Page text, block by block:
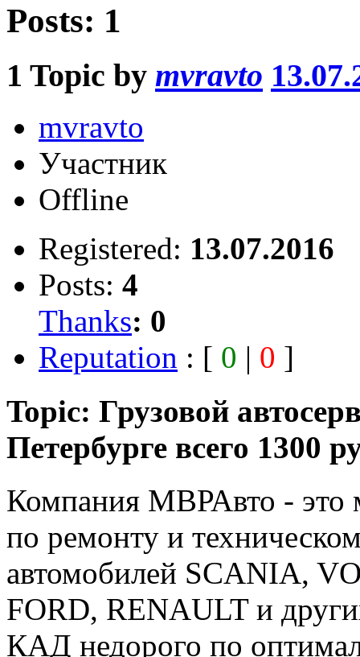
Posts: 1
1 Topic by mvravto
mvravto
Участник
Offline
Registered: 13.07.2016
Posts: 4
Thanks: 0
Reputation : [ 0 | 0 ]
Topic: Грузовой
Петербурге всего 1300
Компания МВРАвто - это
по ремонту и
автомобилей SCANIA,
FORD, RENAULT и
КАД недорого по